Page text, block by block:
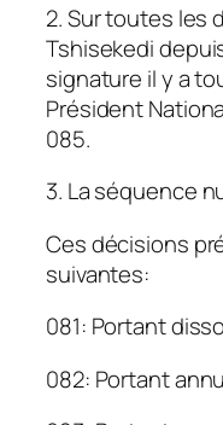
2. Sur toutes les
Tshisekedi
signature il y a
Président
085.
3. La séquence
Ces décisions
suivantes:
081: Portant
082: Portant